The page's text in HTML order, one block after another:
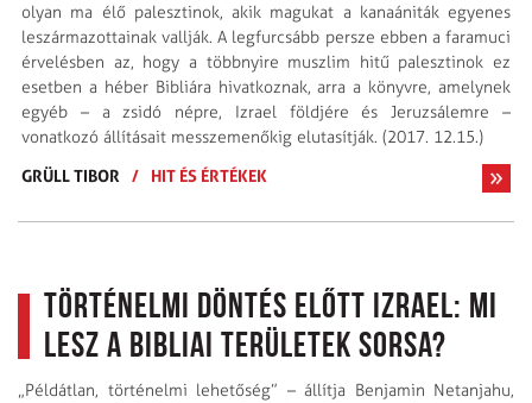
olyan ma élő palesztinok, akik magukat a kanaániták egyenes
leszármazottainak vallják. A legfurcsább persze ebben a faramuci
érvelésben az, hogy a többnyire muszlim hitű palesztinok ez
esetben a héber Bibliára hivatkoznak, arra a könyvre, amelynek
egyéb – a zsi­dó népre, Izrael földjére és Jeruzsálemre –
vonatkozó állításait messzemenőkig elutasítják. (2017. 12.15.)
GRÜLL TIBOR
/ HIT ÉS ÉRTÉKEK
Történelmi döntés előtt Izrael: Mi
lesz a bibliai területek sorsa?
„Példátlan, történelmi lehetőség” – állítja Benjamin Netanjahu,